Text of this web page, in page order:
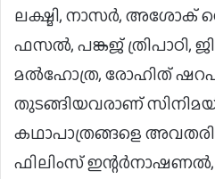
ലക്ഷ്മി, നാസര്‍, അശോക്
ഫസല്‍, പങ്കജ് ത്രിപാഠി,
മല്‍ഹോത്ര, രോഹിത്
തുടങ്ങിയവരാണ്
കഥാപാത്രങ്ങളെ
ഫിലിംസ് ഇന്റര്‍നാഷണല്‍,